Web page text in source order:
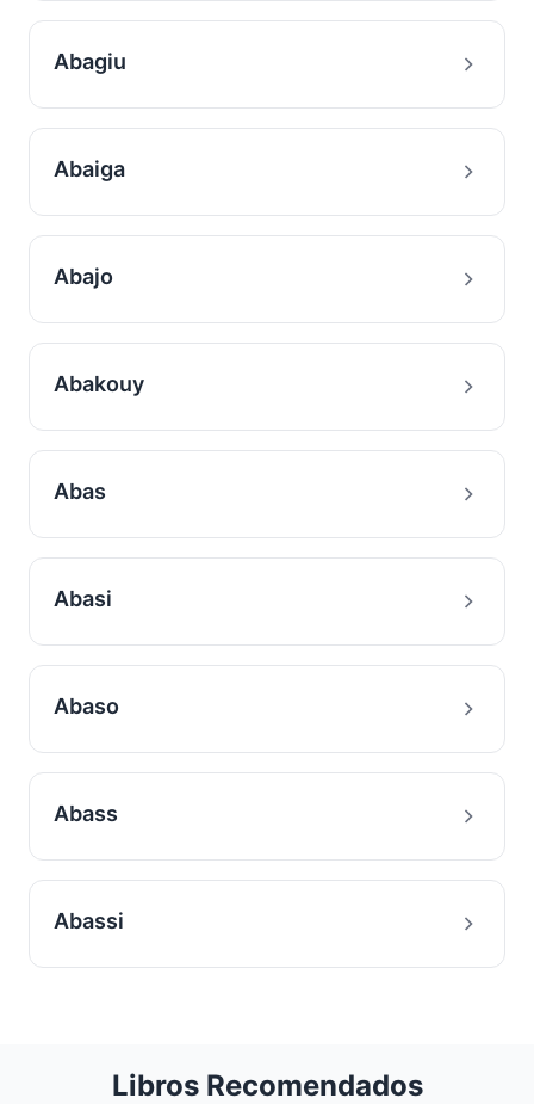
Abagiu
Abaiga
Abajo
Abakouy
Abas
Abasi
Abaso
Abass
Abassi
Libros Recomendados